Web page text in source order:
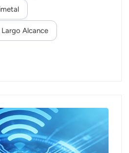
Pero, en términos relativos, la
con otras
aún está
y tiene una gran ventaja
Largo Alcance